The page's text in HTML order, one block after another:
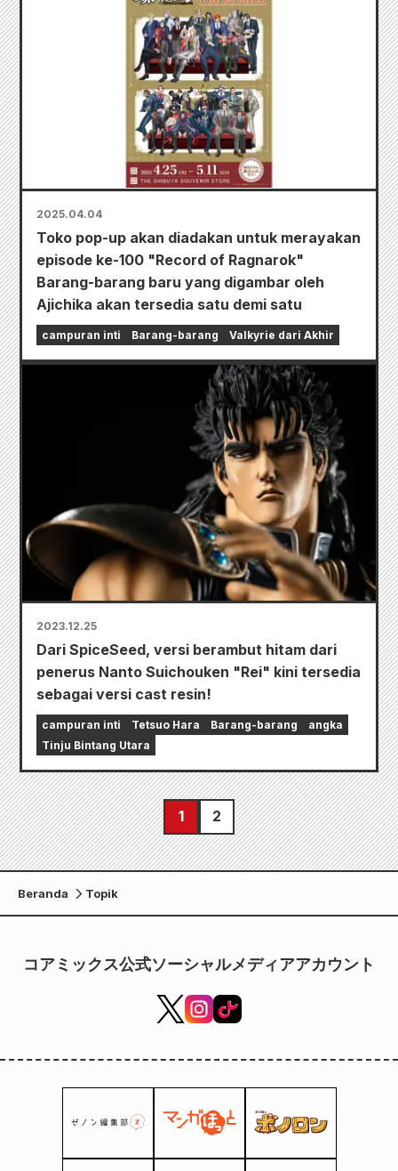
2025.04.04
Toko pop-up akan diadakan untuk merayakan
episode ke-100 "Record of Ragnarok"
Barang-barang baru yang digambar oleh
Ajichika akan tersedia satu demi satu
campuran inti Barang-barang Valkyrie dari Akhir
2023.12.25
Dari SpiceSeed, versi berambut hitam dari
penerus Nanto Suichouken "Rei" kini tersedia
sebagai versi cast resin!
campuran inti Tetsuo Hara Barang-barang
angka
Tinju Bintang Utara
1 2
Beranda Topik
コアミックス公式ソーシャルメディアアカウント